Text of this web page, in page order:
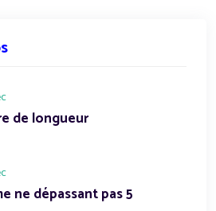
de longueur
ne dépassant pas 5